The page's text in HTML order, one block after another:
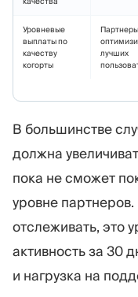
Уровневые
выплаты по
качеству
когорты
Партнеры
лучших
В большинстве
должна
пока не сможет
уровне
отслеживать, это
активность за 30
и нагрузка на